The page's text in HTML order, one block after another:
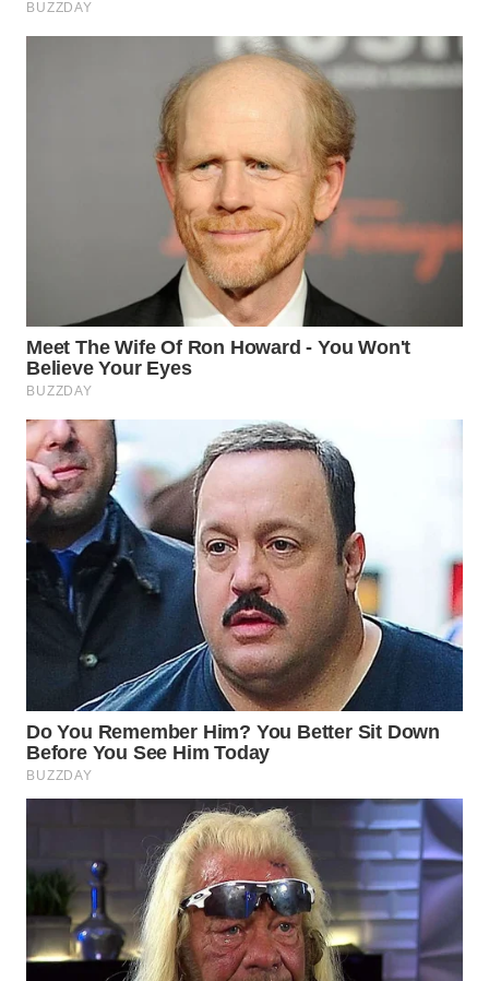
LABUHANBATU
WN
PAKPAK
WN
KARAWANG
WN
BEKASI
WN
BOGOR
DEPOK
WN
WN
SAMOSIR
WN